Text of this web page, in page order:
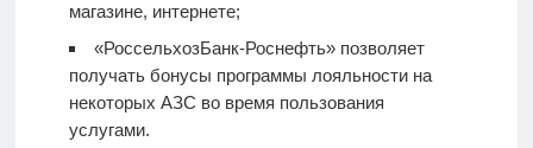
магазине, интернете;
«РоссельхозБанк-Роснефть» позволяет
получать бонусы программы лояльности на
некоторых АЗС во время пользования
услугами.